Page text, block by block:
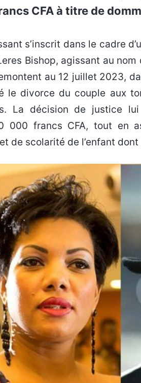
CFA à titre de
Bishop, agissant au
au 12 juillet 2023,
le divorce du couple aux
La décision de justice
000 francs CFA, tout en
de scolarité de l’enfant